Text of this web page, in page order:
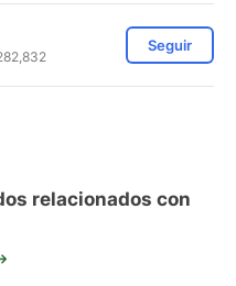
Seguir
relacionados con